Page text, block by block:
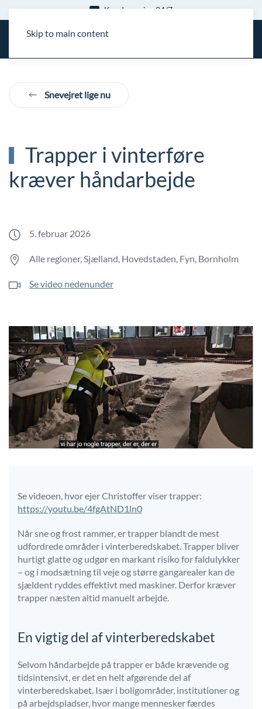
Skip to main content
Kundeservice 24/7
Snevejret lige nu
Trapper i vinterføre
kræver håndarbejde
5. februar 2026
Alle regioner, Sjælland, Hovedstaden, Fyn, Bornholm
Se video nedenunder
Se videoen, hvor ejer Christoffer viser trapper:
https://youtu.be/4fgAtND1ln0
Når sne og frost rammer, er trapper blandt de mest
udfordrede områder i vinterberedskabet. Trapper bliver
hurtigt glatte og udgør en markant risiko for faldulykker
– og i modsætning til veje og større gangarealer kan de
sjældent ryddes effektivt med maskiner. Derfor kræver
trapper næsten altid manuelt arbejde.
En vigtig del af vinterberedskabet
Selvom håndarbejde på trapper er både krævende og
tidsintensivt, er det en helt afgørende del af
vinterberedskabet. Især i boligområder, institutioner og
på arbejdspladser, hvor mange mennesker færdes